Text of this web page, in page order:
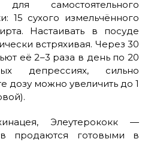
самостоятельного
15 сухого измельчённого
Настаивать в посуде
встряхивая. Через 30
её 2–3 раза в день по 20
депрессиях, сильно
дозу можно увеличить до 1
Элеутерококк —
продаются готовыми в